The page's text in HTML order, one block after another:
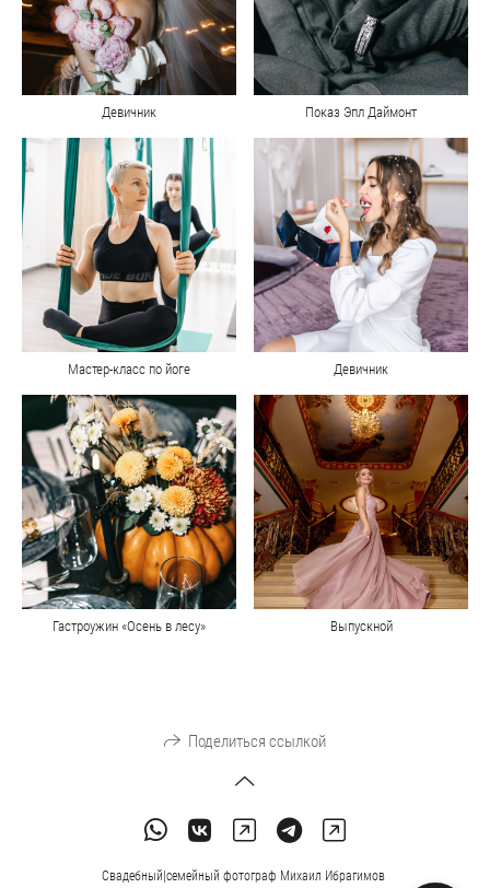
Девичник Показ Эпл Даймонт
Мастер-класс по йоге Девичник
Гастроужин «Осень в лесу» Выпускной
Поделиться ссылкой
Свадебный|семейный фотограф Михаил Ибрагимов